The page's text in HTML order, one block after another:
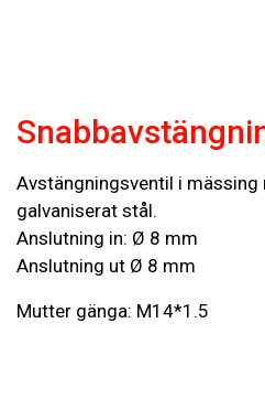
Avstängningsventil i
galvaniserat stål.
Anslutning in: Ø 8 mm
Anslutning ut Ø 8 mm
Mutter gänga: M14*1.5